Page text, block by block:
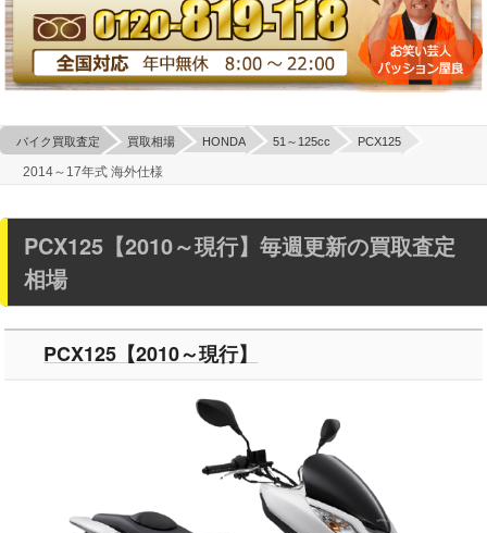
バイク買取査定 買取相場 HONDA 51～125cc PCX125
2014～17年式 海外仕様
PCX125【2010～現行】毎週更新の買取査定
相場
PCX125【2010～現行】